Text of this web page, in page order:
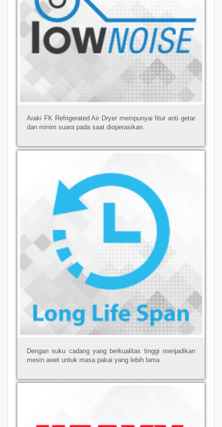
Araki FK Refrigerated Air Dryer mempunyai fitur anti getar
dan minim suara pada saat dioperasikan.
Dengan suku cadang yang berkualitas tinggi menjadikan
mesin awet untuk masa pakai yang lebih lama.